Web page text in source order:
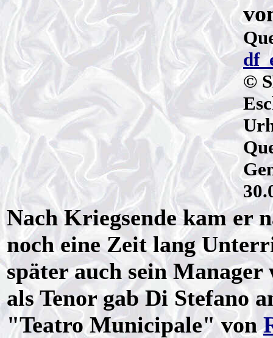
©
Nach Kriegsende kam er
noch eine Zeit lang
später auch sein
als Tenor gab Di Stefano
"Teatro Municipale" von